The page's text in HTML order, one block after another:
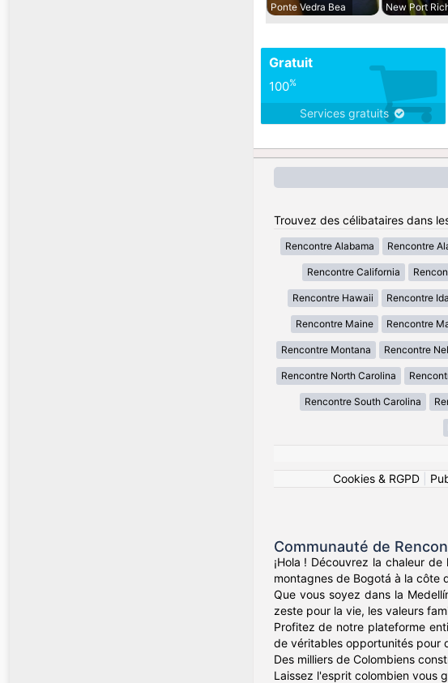
Ponte Vedra Bea
New Port
Gratuit
100%
Services gratuits
Trouvez des célibataires dans
Rencontre Alabama Rencontre
Rencontre California
Rencontre Hawaii Rencontre
Rencontre Maine Rencontre
Rencontre Montana Rencontre
Rencontre North Carolina
Rencontre South Carolina
Cookies & RGPD|
Communauté de
¡Hola ! Découvrez la chaleur
montagnes de Bogotá à la côte
Que vous soyez dans la
zeste pour la vie, les valeurs
Profitez de notre plateforme
de véritables opportunités pour
Des milliers de Colombiens
Laissez l'esprit colombien vous